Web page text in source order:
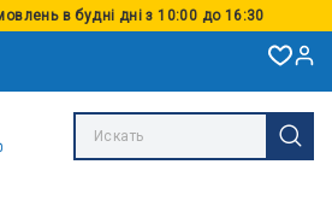
в будні дні з 10:00 до 16:30